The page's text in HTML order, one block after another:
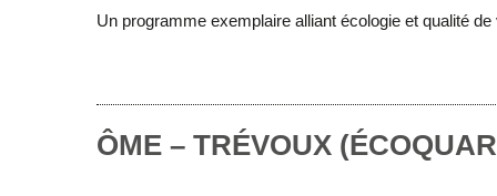
Un programme exemplaire alliant écologie et qualité
ÔME – TRÉVOUX